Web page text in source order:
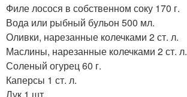
Филе лосося в собственном соку 170 г.
Вода или рыбный бульон 500 мл.
Оливки, нарезанные колечками 2 ст. л.
Маслины, нарезанные колечками 2 ст. л.
Соленый огурец 60 г.
Каперсы 1 ст. л.